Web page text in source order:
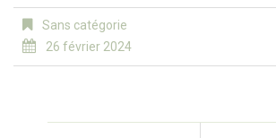
Sans catégorie
26 février 2024